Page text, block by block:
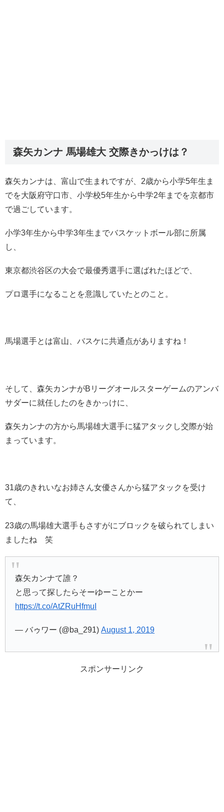
森矢カンナ 馬場雄大 交際きかっけは？
森矢カンナは、富山で生まれですが、2歳から小学5年生ま
でを大阪府守口市、小学校5年生から中学2年までを京都市
で過ごしています。
小学3年生から中学3年生までバスケットボール部に所属
し、
東京都渋谷区の大会で最優秀選手に選ばれたほどで、
プロ選手になることを意識していたとのこと。
馬場選手とは富山、バスケに共通点がありますね！
そして、森矢カンナがBリーグオールスターゲームのアンバ
サダーに就任したのをきかっけに、
森矢カンナの方から馬場雄大選手に猛アタックし交際が始
まっています。
31歳のきれいなお姉さん女優さんから猛アタックを受け
て、
23歳の馬場雄大選手もさすがにブロックを破られてしまい
ましたね 笑
森矢カンナて誰？
と思って探したらそーゆーことかー
https://t.co/AtZRuHfmuI
— バゥワー (@ba_291)August 1, 2019
スポンサーリンク